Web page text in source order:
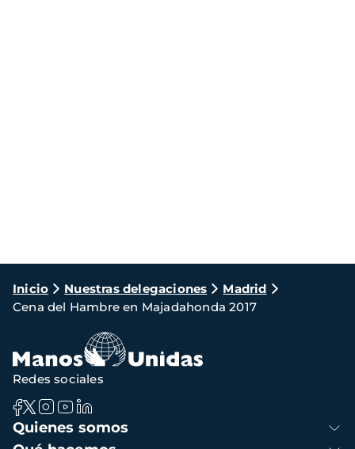
Ruta
de
navegación
Inicio Nuestras delegaciones
Madrid
Cena del Hambre en Majadahonda 2017
Navegación
principal
Quienes somos
Redes sociales